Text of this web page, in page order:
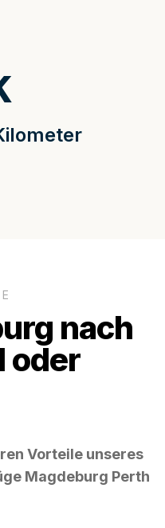
nach
oder
Vorteile unseres
Magdeburg Perth